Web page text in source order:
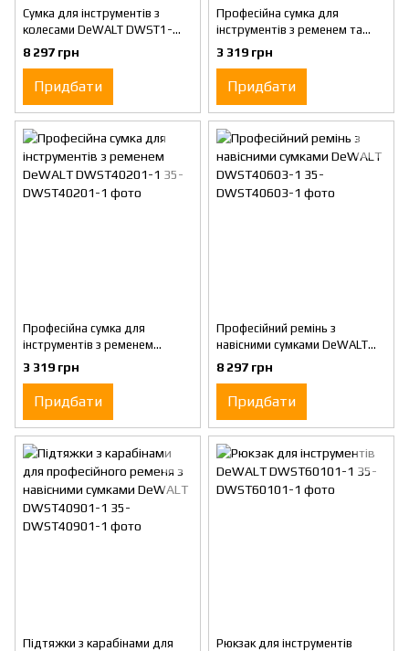
Сумка для інструментів з
колесами DeWALT DWST1-
79210
8 297 грн
Придбати
Професійна сумка для
інструментів з ременем та
скобою для молотка DeWALT
DWST40101-1
3 319 грн
Придбати
Професійна сумка для
інструментів з ременем
DeWALT DWST40201-1
3 319 грн
Придбати
Професійний ремінь з
навісними сумками DeWALT
DWST40603-1
8 297 грн
Придбати
Підтяжки з карабінами для
Рюкзак для інструментів